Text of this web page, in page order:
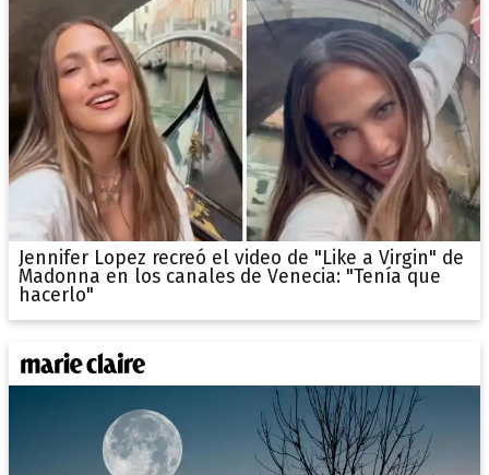
Jennifer Lopez recreó el video de "Like a Virgin" de
Madonna en los canales de Venecia: "Tenía que
hacerlo"